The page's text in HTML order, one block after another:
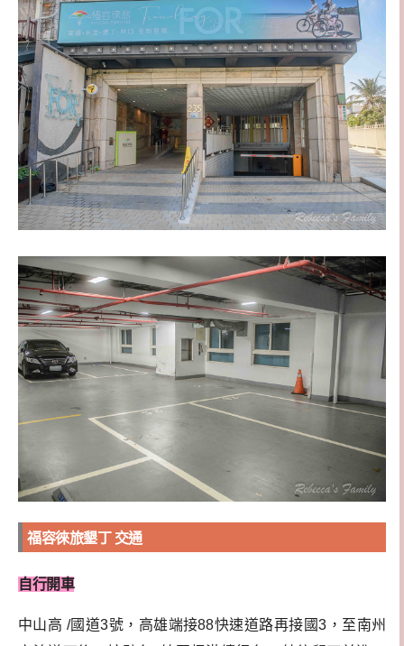
福容徠旅墾丁 交通
自行開車
中山高 /國道3號，高雄端接88快速道路再接國3，至南州